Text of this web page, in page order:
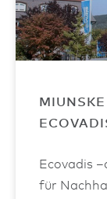
Ecovadis
für